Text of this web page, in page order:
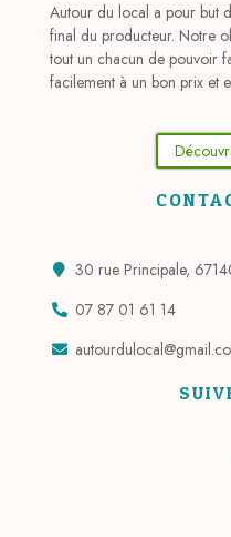
Autour du local a pour but
final du producteur. Notre
tout un chacun de pouvoir
facilement à un bon prix et
30 rue Principale,
07 87 01 61 14